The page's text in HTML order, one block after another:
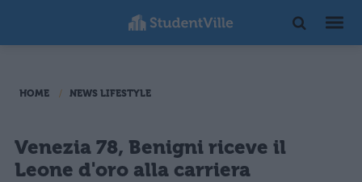
HOME NEWS LIFESTYLE
Venezia 78, Benigni riceve il
Leone d'oro alla carriera